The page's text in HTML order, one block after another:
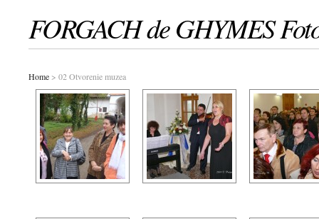
FORGACH de GHYMES
Home > 02 Otvorenie muzea